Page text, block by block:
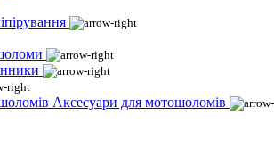
Аксесуари для мотошоломів